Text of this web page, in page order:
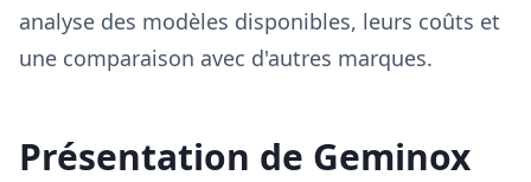
analyse des modèles disponibles, leurs coûts et
une comparaison avec d'autres marques.
Présentation de Geminox